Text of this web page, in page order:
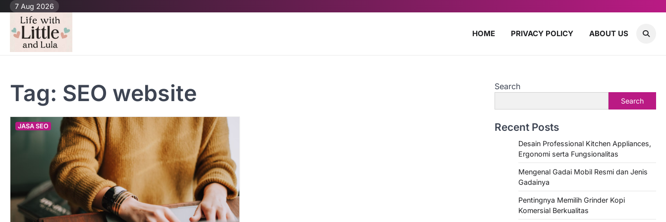
Skip
content
7 Aug 2026
HOME PRIVACY POLICY ABOUT US
Tag: SEO website
JASA SEO
Search
Search
Recent Posts
Desain Professional Kitchen Appliances,
Ergonomi serta Fungsionalitas
Mengenal Gadai Mobil Resmi dan Jenis
Gadainya
Pentingnya Memilih Grinder Kopi
Komersial Berkualitas